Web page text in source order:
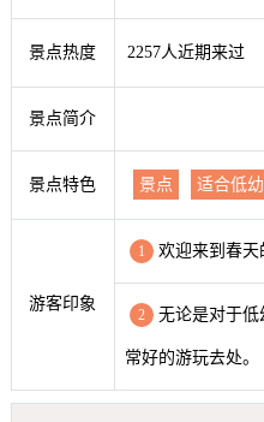
景点热度 2257人近期来过
景点简介
景点特色 景点 适合低
游客印象
1 欢迎来到春
2 无论是对于
常好的游玩去处。